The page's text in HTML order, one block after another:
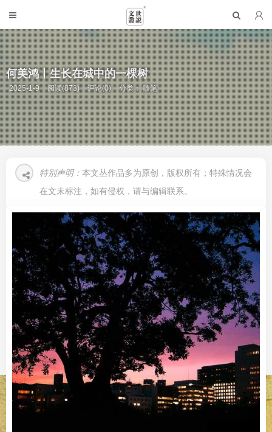
何美鸿丨生长在城中的一棵树
2025-1-9 阅读(873) 评论(0) 分类：随笔
特别声明： 本文丛作品多为原创，版权所有；特殊情况会
在文末标注，如有侵权，请与编辑联系。